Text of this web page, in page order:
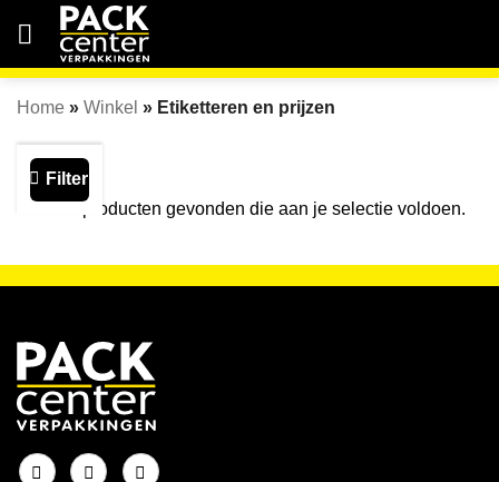
naar
inhoud
Home » Winkel » Etiketteren en prijzen
Filter
Geen producten gevonden die aan je selectie voldoen.